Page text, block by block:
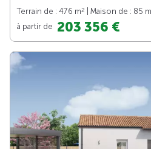
Terrain de : 476 m2 | Maison de : 85 m
à partir de 203 356 €